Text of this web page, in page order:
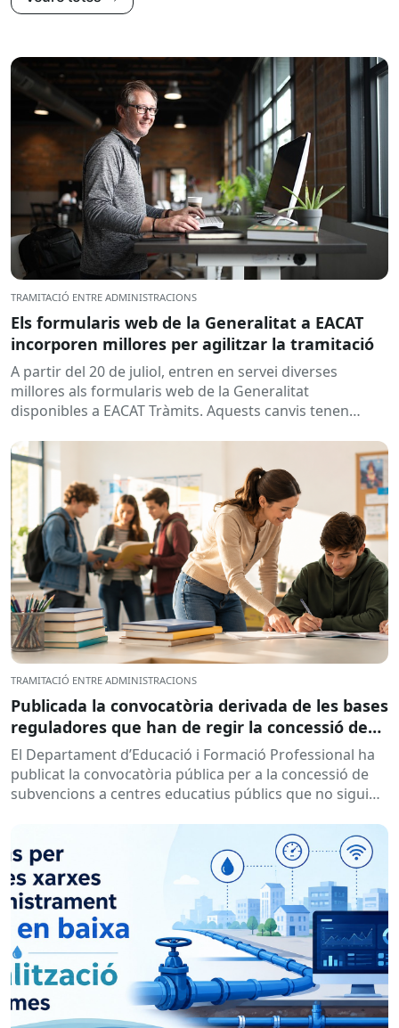
TRAMITACIÓ ENTRE ADMINISTRACIONS
Els formularis web de la Generalitat a EACAT
incorporen millores per agilitzar la tramitació
A partir del 20 de juliol, entren en servei diverses
millores als formularis web de la Generalitat
disponibles a EACAT Tràmits. Aquests canvis tenen
TRAMITACIÓ ENTRE ADMINISTRACIONS
Publicada la convocatòria derivada de les bases
reguladores que han de regir la concessió de
subvencions a centres educatius, per al
desenvolupament de programes de formació i
inserció, durant el curs 2026-2027
El Departament d’Educació i Formació Professional ha
publicat la convocatòria pública per a la concessió de
subvencions a centres educatius públics que no siguin